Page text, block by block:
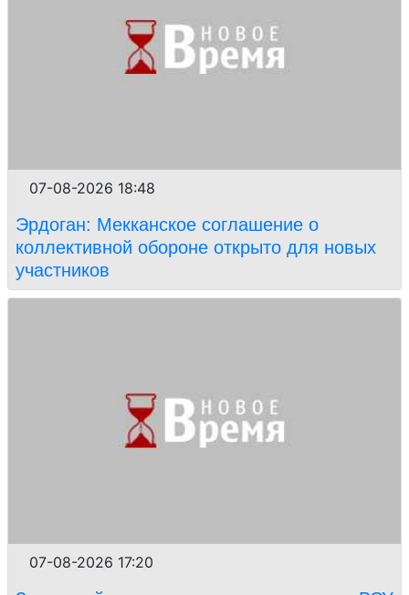
07-08-2026 18:48
Эрдоган: Мекканское соглашение о
коллективной обороне открыто для новых
участников
07-08-2026 17:20